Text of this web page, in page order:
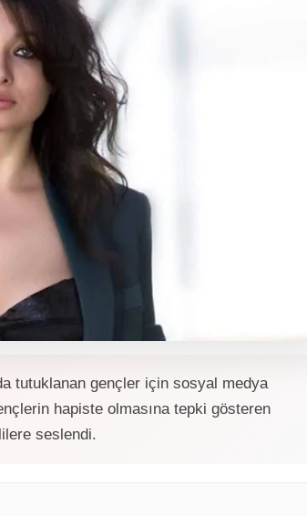
tutuklanan gençler için sosyal medya
hapiste olmasına tepki gösteren
seslendi.